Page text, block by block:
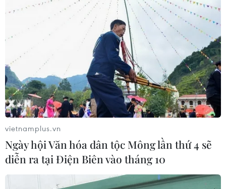
vietnamplus.vn
Ngày hội Văn hóa dân tộc Mông lần thứ 4 sẽ
diễn ra tại Điện Biên vào tháng 10